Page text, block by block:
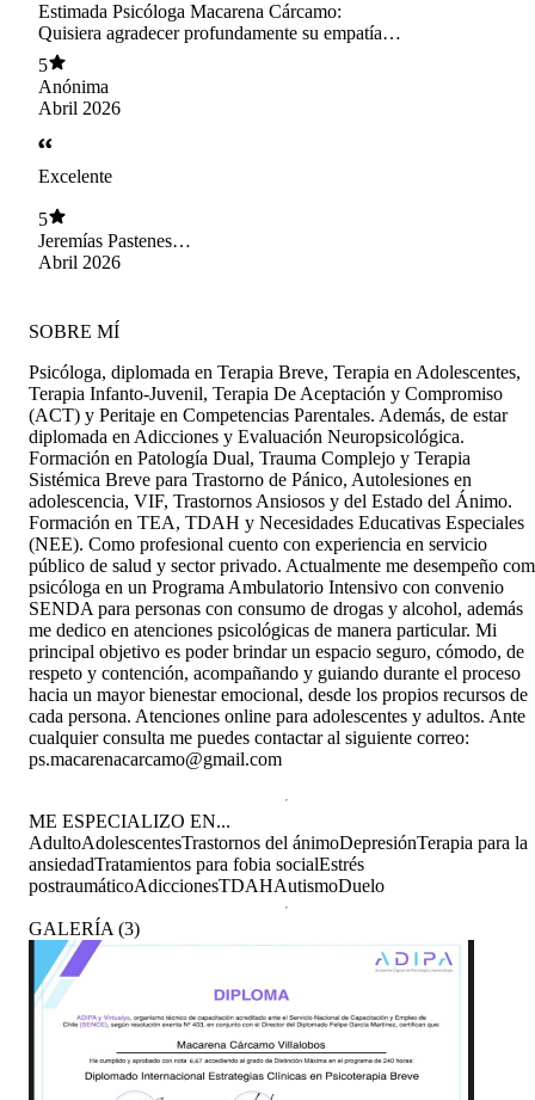
Estimada Psicóloga Macarena Cárcamo:
Quisiera agradecer profundamente su empatía,
amabilidad y dedicación durante todo este
proceso. Su forma de acompañar, guiar y
entregar herramientas me ha permitido
conocerme mejor y avanzar paso a paso.
Destaco especialmente su escucha activa, su
empatía, quisiera que decir que en todo este
tiempo me he sentido realmente acompañada,
comprendida y validada. Mis emociones nunca
han sido minimizadas; al contrario, han sido
acogidas con respeto y contención. También
muy significativo para mi proceso. Cada sesión,
hecho sentir parte activa de mi propio camino.
Gracias por su compromiso y calidad humana.
Ha sido un apoyo muy importante para mí. Con
gratitud. RMVB
5
Anónima
Abril 2026
Excelente
5
Jeremías Pastenes
Morales
Abril 2026
SOBRE MÍ
Psicóloga, diplomada en Terapia Breve, Terapia en Adolescentes,
Terapia Infanto-Juvenil, Terapia De Aceptación y Compromiso
(ACT) y Peritaje en Competencias Parentales. Además, de estar
diplomada en Adicciones y Evaluación Neuropsicológica.
Formación en Patología Dual, Trauma Complejo y Terapia
Sistémica Breve para Trastorno de Pánico, Autolesiones en
adolescencia, VIF, Trastornos Ansiosos y del Estado del Ánimo.
Formación en TEA, TDAH y Necesidades Educativas Especiales
(NEE). Como profesional cuento con experiencia en servicio
público de salud y sector privado. Actualmente me desempeño
psicóloga en un Programa Ambulatorio Intensivo con convenio
SENDA para personas con consumo de drogas y alcohol, además
me dedico en atenciones psicológicas de manera particular. Mi
principal objetivo es poder brindar un espacio seguro, cómodo, de
respeto y contención, acompañando y guiando durante el proceso
hacia un mayor bienestar emocional, desde los propios recursos de
cada persona. Atenciones online para adolescentes y adultos. Ante
cualquier consulta me puedes contactar al siguiente correo:
ps.macarenacarcamo@gmail.com
ME ESPECIALIZO EN...
AdultoAdolescentesTrastornos del ánimoDepresiónTerapia para la
ansiedadTratamientos para fobia socialEstrés
postraumáticoAdiccionesTDAHAutismoDuelo
GALERÍA (3)